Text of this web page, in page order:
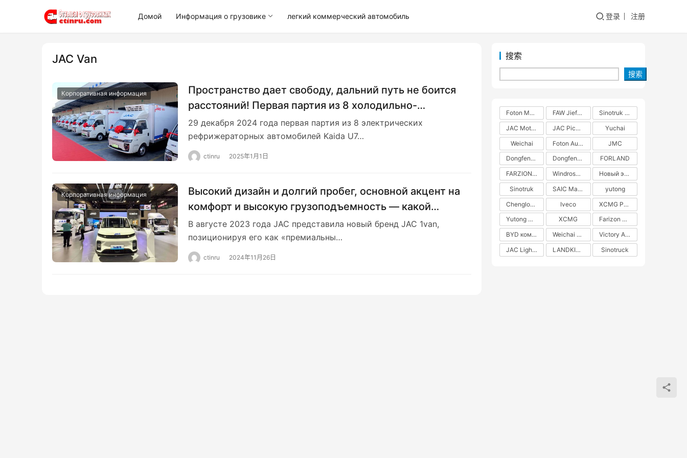
Домой Информация о грузовике легкий коммерческий автомобиль 登录 注册
JAC Van
Корпоративная информация
Пространство дает свободу, дальний путь не боится
расстояний! Первая партия из 8 холодильно-
рефрижераторных автомобилей Kaida U7 успешно
доставлена.
29 декабря 2024 года первая партия из 8 электрических
рефрижераторных автомобилей Kaida U7…
ctinru 2025年1月1日
Корпоративная информация
Высокий дизайн и долгий пробег, основной акцент на
комфорт и высокую грузоподъемность — какой
потенциал у электрического логистического фургона
JAC Van Baolu?
В августе 2023 года JAC представила новый бренд JAC 1van,
позиционируя его как «премиальны…
ctinru 2024年11月26日
搜索
搜索
Foton Motors FAW Jiefang
Sinotruk Group
JAC Motors
JAC Pickups
Yuchai
Weichai
Foton Auman
JMC
Dongfeng Commercial Vehicles
Dongfeng Liuzhou Motor
FORLAND
FARZION AUTO
Windrose Technology
Новый энергетический грузовик
Sinotruk
SAIC Maxus
yutong
Chenglong H5
Iveco
XCMG Pure Electric Heavy Truck
Yutong Heavy Truck
XCMG
Farizon New Energy
BYD коммерческие автомобили на новых источниках энергии
Weichai Power
Victory Auto
JAC Light Truck
LANDKING Sinotruck